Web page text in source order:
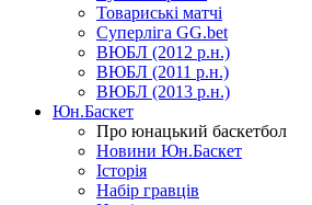
Товариські матчі
Суперліга GG.bet
ВЮБЛ (2012 р.н.)
ВЮБЛ (2011 р.н.)
ВЮБЛ (2013 р.н.)
Юн.Баскет
Про юнацький баскетбол
Новини Юн.Баскет
Історія
Набір гравців